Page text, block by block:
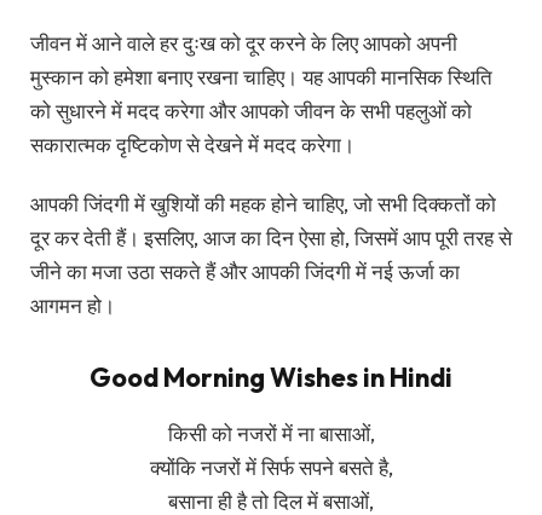
जीवन में आने वाले हर दुःख को दूर करने के लिए आपको अपनी
मुस्कान को हमेशा बनाए रखना चाहिए। यह आपकी मानसिक स्थिति
को सुधारने में मदद करेगा और आपको जीवन के सभी पहलुओं को
सकारात्मक दृष्टिकोण से देखने में मदद करेगा।
आपकी जिंदगी में खुशियों की महक होने चाहिए, जो सभी दिक्कतों को
दूर कर देती हैं। इसलिए, आज का दिन ऐसा हो, जिसमें आप पूरी तरह से
जीने का मजा उठा सकते हैं और आपकी जिंदगी में नई ऊर्जा का
आगमन हो।
Good Morning Wishes in Hindi
किसी को नजरों में ना बासाओं,
क्योंकि नजरों में सिर्फ सपने बसते है,
बसाना ही है तो दिल में बसाओं,